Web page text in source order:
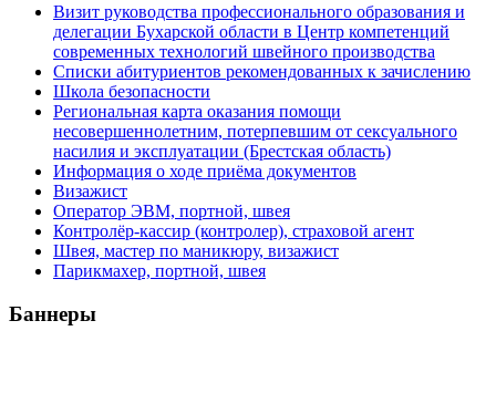
Визит руководства профессионального образования и
делегации Бухарской области в Центр компетенций
современных технологий швейного производства
Списки абитуриентов рекомендованных к зачислению
Школа безопасности
Региональная карта оказания помощи
несовершеннолетним, потерпевшим от сексуального
насилия и эксплуатации (Брестская область)
Информация о ходе приёма документов
Визажист
Оператор ЭВМ, портной, швея
Контролёр-кассир (контролер), страховой агент
Швея, мастер по маникюру, визажист
Парикмахер, портной, швея
Баннеры